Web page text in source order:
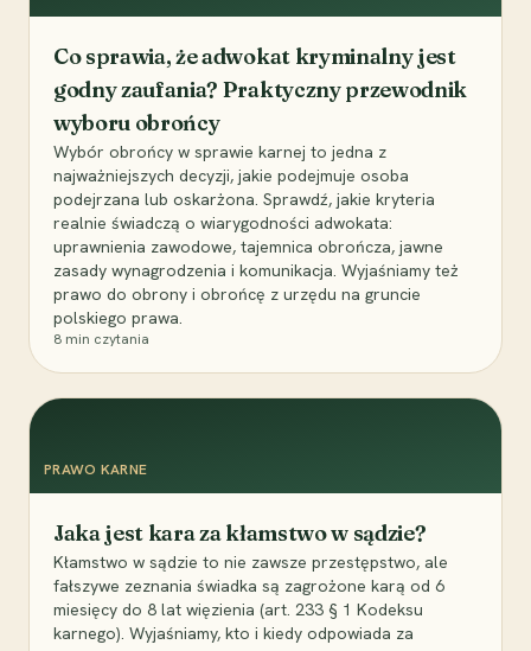
Co sprawia, że adwokat kryminalny jest
godny zaufania? Praktyczny przewodnik
wyboru obrońcy
Wybór obrońcy w sprawie karnej to jedna z
najważniejszych decyzji, jakie podejmuje osoba
podejrzana lub oskarżona. Sprawdź, jakie kryteria
realnie świadczą o wiarygodności adwokata:
uprawnienia zawodowe, tajemnica obrończa, jawne
zasady wynagrodzenia i komunikacja. Wyjaśniamy też
prawo do obrony i obrońcę z urzędu na gruncie
polskiego prawa.
8 min czytania
PRAWO KARNE
Jaka jest kara za kłamstwo w sądzie?
Kłamstwo w sądzie to nie zawsze przestępstwo, ale
fałszywe zeznania świadka są zagrożone karą od 6
miesięcy do 8 lat więzienia (art. 233 § 1 Kodeksu
karnego). Wyjaśniamy, kto i kiedy odpowiada za